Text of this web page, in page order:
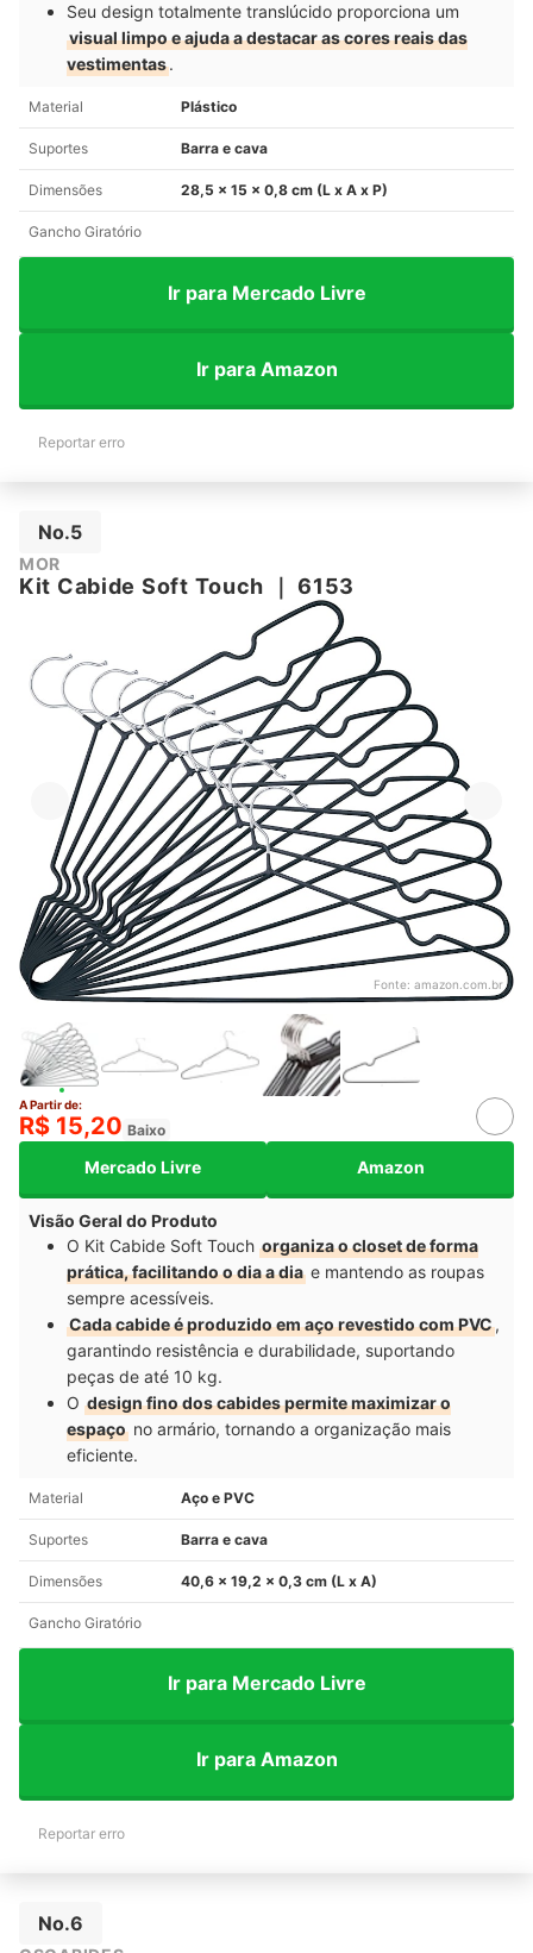
Seu design totalmente translúcido proporciona um
visual limpo e ajuda a destacar as cores reais das
vestimentas.
Material Plástico
Suportes Barra e cava
Dimensões 28,5 x 15 x 0,8 cm (L x A x P)
Gancho Giratório
Ir para Mercado Livre
Ir para Amazon
Reportar erro
No.5
MOR
Kit Cabide Soft Touch ｜6153
Fonte: amazon.com.br
A Partir de:
R$ 15,20 Baixo
Mercado Livre Amazon
Visão Geral do Produto
O Kit Cabide Soft Touch organiza o closet de forma
prática, facilitando o dia a dia e mantendo as roupas
sempre acessíveis.
Cada cabide é produzido em aço revestido com PVC,
garantindo resistência e durabilidade, suportando
peças de até 10 kg.
O design fino dos cabides permite maximizar o
espaço no armário, tornando a organização mais
eficiente.
Material Aço e PVC
Suportes Barra e cava
Dimensões 40,6 x 19,2 x 0,3 cm (L x A)
Gancho Giratório
Ir para Mercado Livre
Ir para Amazon
Reportar erro
No.6